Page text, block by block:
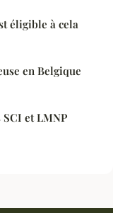
éligible à cela
en Belgique
et LMNP